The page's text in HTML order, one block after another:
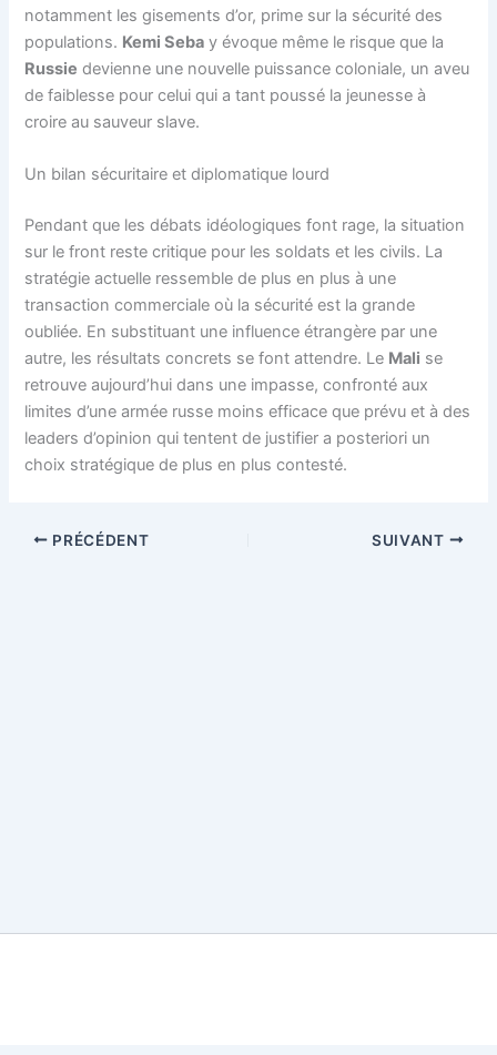
notamment les gisements d’or, prime sur la sécurité des
populations. Kemi Seba y évoque même le risque que la
Russie devienne une nouvelle puissance coloniale, un aveu
de faiblesse pour celui qui a tant poussé la jeunesse à
croire au sauveur slave.
Un bilan sécuritaire et diplomatique lourd
Pendant que les débats idéologiques font rage, la situation
sur le front reste critique pour les soldats et les civils. La
stratégie actuelle ressemble de plus en plus à une
transaction commerciale où la sécurité est la grande
oubliée. En substituant une influence étrangère par une
autre, les résultats concrets se font attendre. Le Mali se
retrouve aujourd’hui dans une impasse, confronté aux
limites d’une armée russe moins efficace que prévu et à des
leaders d’opinion qui tentent de justifier a posteriori un
choix stratégique de plus en plus contesté.
PRÉCÉDENT SUIVANT